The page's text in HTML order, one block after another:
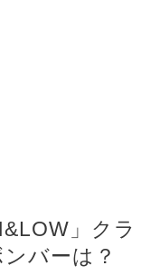
」クラ
バーは？